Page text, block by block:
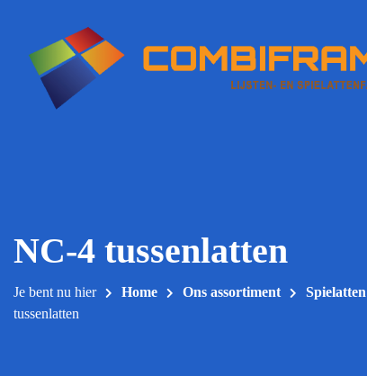
inhoud
NC-4 tussenlatten
Je bent nu hier Home Ons assortiment Spielatten
tussenlatten